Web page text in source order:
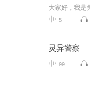
5
灵异警察
99